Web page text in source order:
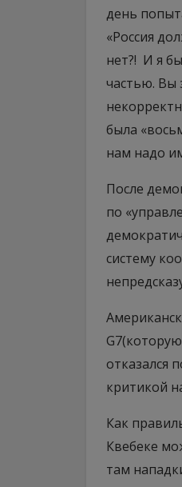
день
«Россия
нет?! И я
частью. Вы
была
нам надо
После
по
систему
отказался
критикой
Как
Квебеке
там